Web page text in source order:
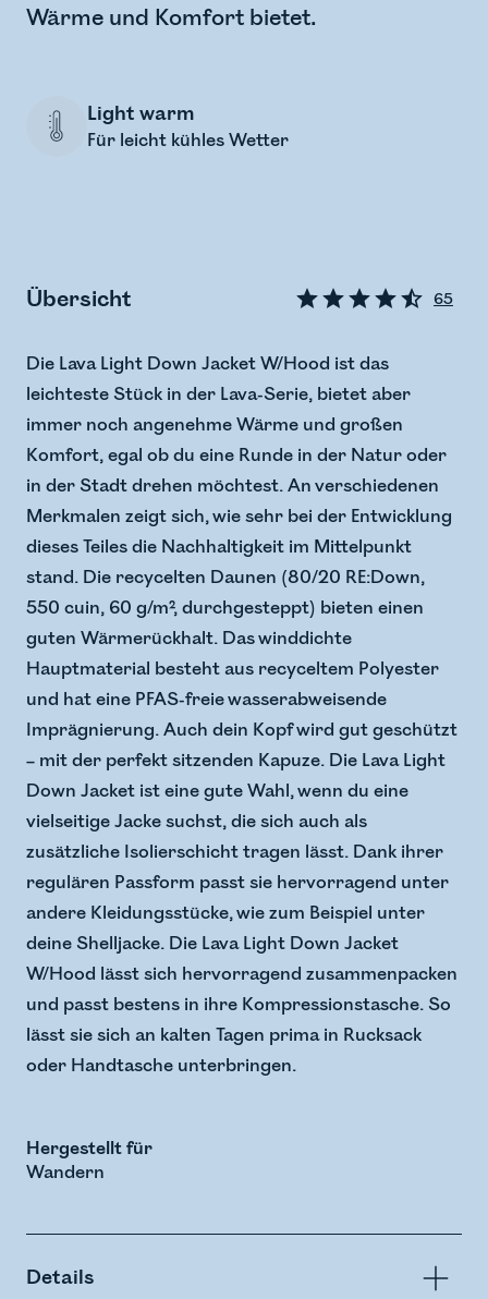
Wärme und Komfort bietet.
Light warm
Für leicht kühles Wetter
Übersicht 65
Die Lava Light Down Jacket W/Hood ist das
leichteste Stück in der Lava-Serie, bietet aber
immer noch angenehme Wärme und großen
Komfort, egal ob du eine Runde in der Natur oder
in der Stadt drehen möchtest. An verschiedenen
Merkmalen zeigt sich, wie sehr bei der Entwicklung
dieses Teiles die Nachhaltigkeit im Mittelpunkt
stand. Die recycelten Daunen (80/20 RE:Down,
550 cuin, 60 g/m², durchgesteppt) bieten einen
guten Wärmerückhalt. Das winddichte
Hauptmaterial besteht aus recyceltem Polyester
und hat eine PFAS-freie wasserabweisende
Imprägnierung. Auch dein Kopf wird gut geschützt
– mit der perfekt sitzenden Kapuze. Die Lava Light
Down Jacket ist eine gute Wahl, wenn du eine
vielseitige Jacke suchst, die sich auch als
zusätzliche Isolierschicht tragen lässt. Dank ihrer
regulären Passform passt sie hervorragend unter
andere Kleidungsstücke, wie zum Beispiel unter
deine Shelljacke. Die Lava Light Down Jacket
W/Hood lässt sich hervorragend zusammenpacken
und passt bestens in ihre Kompressionstasche. So
lässt sie sich an kalten Tagen prima in Rucksack
oder Handtasche unterbringen.
Hergestellt für
Wandern
Details